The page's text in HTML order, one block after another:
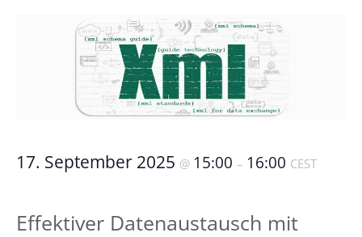
17. September 2025 @ 15:00 – 16:00 CEST
Effektiver Datenaustausch mit